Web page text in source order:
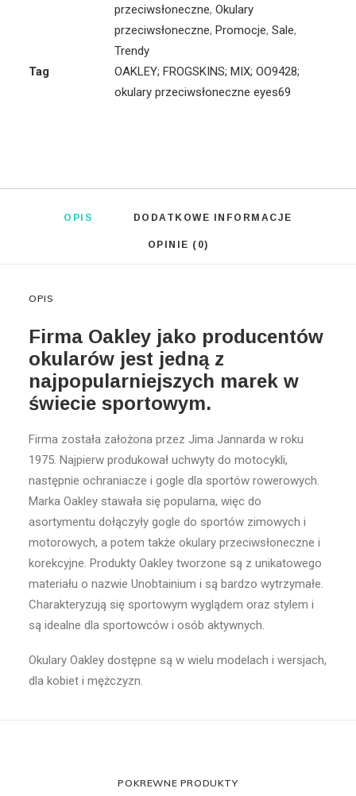
przeciwsłoneczne, Okulary
przeciwsłoneczne, Promocje, Sale,
Trendy
Tag
OAKLEY; FROGSKINS; MIX; OO9428;
okulary przeciwsłoneczne eyes69
OPIS DODATKOWE INFORMACJE
OPINIE (0)
OPIS
Firma Oakley jako producentów
okularów jest jedną z
najpopularniejszych marek w
świecie sportowym.
Firma została założona przez Jima Jannarda w roku
1975. Najpierw produkował uchwyty do motocykli,
następnie ochraniacze i gogle dla sportów rowerowych.
Marka Oakley stawała się popularna, więc do
asortymentu dołączyły gogle do sportów zimowych i
motorowych, a potem także okulary przeciwsłoneczne i
korekcyjne. Produkty Oakley tworzone są z unikatowego
materiału o nazwie Unobtainium i są bardzo wytrzymałe.
Charakteryzują się sportowym wyglądem oraz stylem i
są idealne dla sportowców i osób aktywnych.
Okulary Oakley dostępne są w wielu modelach i wersjach,
dla kobiet i mężczyzn.
POKREWNE PRODUKTY